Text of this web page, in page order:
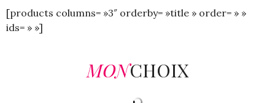
[products columns= »3″ orderby= »title » order= » »
ids= » »]
MONCHOIX